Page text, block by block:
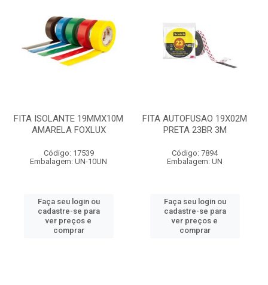
FITA ISOLANTE 19MMX10M
AMARELA FOXLUX
Código: 17539
Embalagem: UN-10UN
Faça seu login ou
cadastre-se para
ver preços e
comprar
FITA AUTOFUSAO 19X02M
PRETA 23BR 3M
Código: 7894
Embalagem: UN
Faça seu login ou
cadastre-se para
ver preços e
comprar